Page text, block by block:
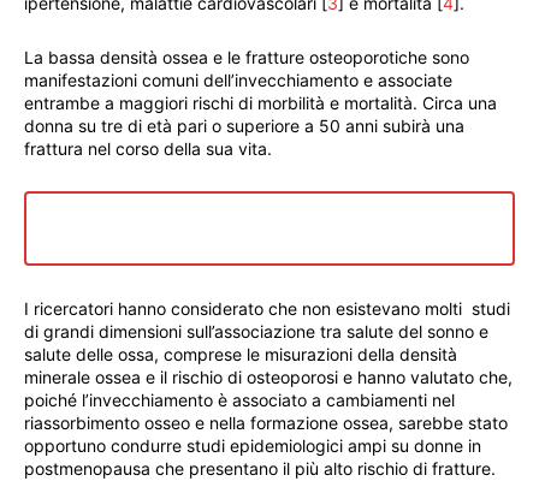
La bassa densità ossea e le fratture osteoporotiche sono
manifestazioni comuni dell’invecchiamento e associate
entrambe a maggiori rischi di morbilità e mortalità. Circa una
donna su tre di età pari o superiore a 50 anni subirà una
frattura nel corso della sua vita.
I ricercatori hanno considerato che non esistevano molti studi
di grandi dimensioni sull’associazione tra salute del sonno e
salute delle ossa, comprese le misurazioni della densità
minerale ossea e il rischio di osteoporosi e hanno valutato che,
poiché l’invecchiamento è associato a cambiamenti nel
riassorbimento osseo e nella formazione ossea, sarebbe stato
opportuno condurre studi epidemiologici ampi su donne in
postmenopausa che presentano il più alto rischio di fratture.